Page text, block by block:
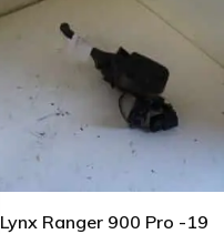
Lynx Ranger 900 Pro -19